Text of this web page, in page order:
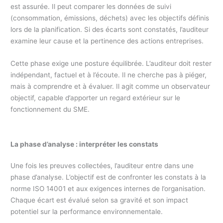
est assurée. Il peut comparer les données de suivi
(consommation, émissions, déchets) avec les objectifs définis
lors de la planification. Si des écarts sont constatés, l’auditeur
examine leur cause et la pertinence des actions entreprises.
Cette phase exige une posture équilibrée. L’auditeur doit rester
indépendant, factuel et à l’écoute. Il ne cherche pas à piéger,
mais à comprendre et à évaluer. Il agit comme un observateur
objectif, capable d’apporter un regard extérieur sur le
fonctionnement du SME.
La phase d’analyse : interpréter les constats
Une fois les preuves collectées, l’auditeur entre dans une
phase d’analyse. L’objectif est de confronter les constats à la
norme ISO 14001 et aux exigences internes de l’organisation.
Chaque écart est évalué selon sa gravité et son impact
potentiel sur la performance environnementale.